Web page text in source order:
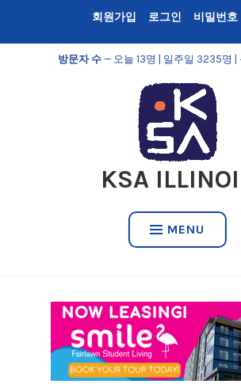
content
회원가입 로그인 비밀번호
방문자 수 — 오늘 13명 | 일주일 3235명 |
KSA
MENU